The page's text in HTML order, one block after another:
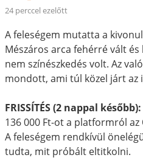
24 perccel ezelőtt
A feleségem mutatta a
Mészáros arca fehérré vált
nem színészkedés volt. Az
mondott, ami túl közel járt az
FRISSÍTÉS (2 nappal később):
136 000 Ft-ot a platformról az
A feleségem rendkívül
tudta, mit próbált eltitkolni.